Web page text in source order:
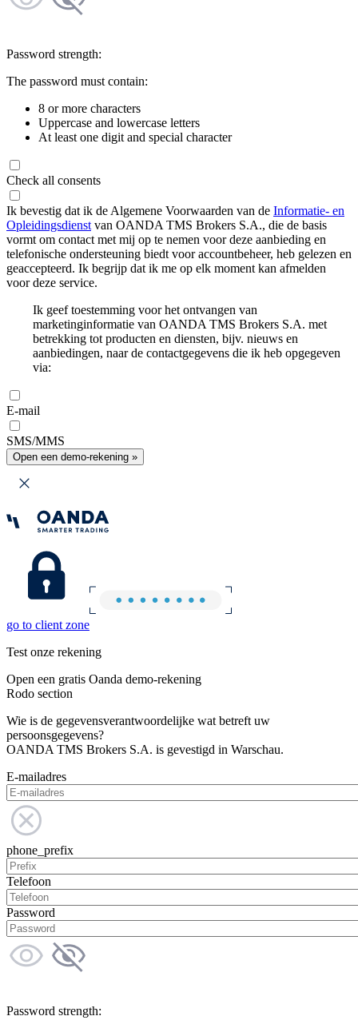
Password strength:
The password must contain:
8 or more characters
Uppercase and lowercase letters
At least one digit and special character
Check all consents
Ik bevestig dat ik de Algemene Voorwaarden van de Informatie- en
Opleidingsdienst van OANDA TMS Brokers S.A., die de basis
vormt om contact met mij op te nemen voor deze aanbieding en
telefonische ondersteuning biedt voor accountbeheer, heb gelezen en
geaccepteerd. Ik begrijp dat ik me op elk moment kan afmelden
voor deze service.
Ik geef toestemming voor het ontvangen van
marketinginformatie van OANDA TMS Brokers S.A. met
betrekking tot producten en diensten, bijv. nieuws en
aanbiedingen, naar de contactgegevens die ik heb opgegeven
via:
E-mail
SMS/MMS
Open een demo-rekening »
go to client zone
Test onze rekening
Open een gratis Oanda demo-rekening
Rodo section
Wie is de gegevensverantwoordelijke wat betreft uw
persoonsgegevens?
OANDA TMS Brokers S.A. is gevestigd in Warschau.
E-mailadres
phone_prefix
Telefoon
Password
Password strength: